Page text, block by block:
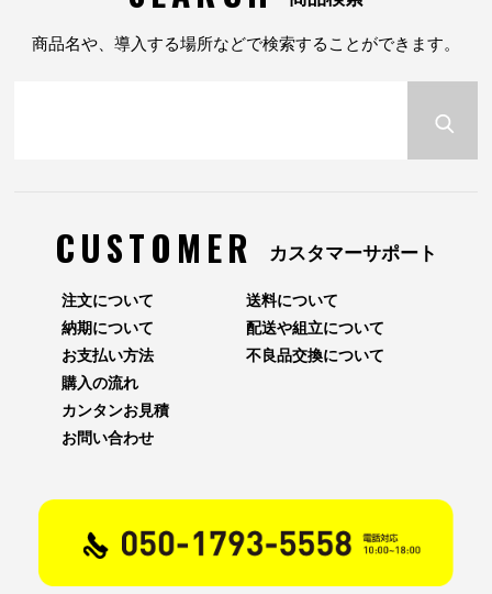
商品名や、導入する場所などで検索することができます。
CUSTOMER カスタマーサポート
注文について
納期について
お支払い方法
送料について
配送や組立について
不良品交換について
購入の流れ
カンタンお見積
お問い合わせ